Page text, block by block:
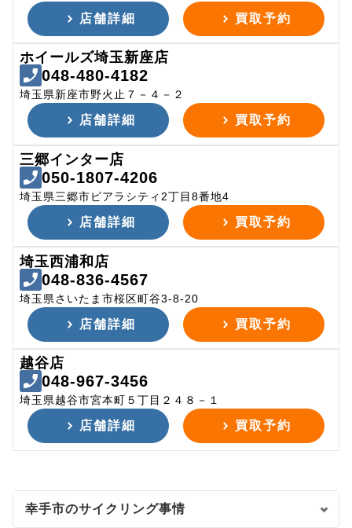
店舗詳細 買取予約
ホイールズ埼玉新座店
048-480-4182
埼玉県新座市野火止７－４－２
店舗詳細 買取予約
三郷インター店
050-1807-4206
埼玉県三郷市ピアラシティ2丁目8番地4
店舗詳細 買取予約
埼玉西浦和店
048-836-4567
埼玉県さいたま市桜区町谷3-8-20
店舗詳細 買取予約
越谷店
048-967-3456
埼玉県越谷市宮本町５丁目２４８－１
店舗詳細 買取予約
幸手市のサイクリング事情